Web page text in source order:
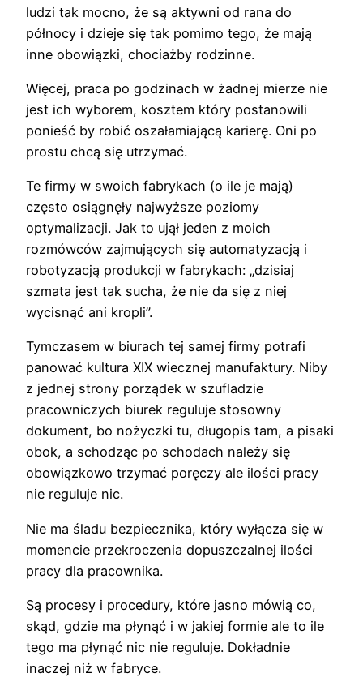
ludzi tak mocno, że są aktywni od rana do
północy i dzieje się tak pomimo tego, że mają
inne obowiązki, chociażby rodzinne.
Więcej, praca po godzinach w żadnej mierze nie
jest ich wyborem, kosztem który postanowili
ponieść by robić oszałamiającą karierę. Oni po
prostu chcą się utrzymać.
Te firmy w swoich fabrykach (o ile je mają)
często osiągnęły najwyższe poziomy
optymalizacji. Jak to ujął jeden z moich
rozmówców zajmujących się automatyzacją i
robotyzacją produkcji w fabrykach: „dzisiaj
szmata jest tak sucha, że nie da się z niej
wycisnąć ani kropli”.
Tymczasem w biurach tej samej firmy potrafi
panować kultura XIX wiecznej manufaktury. Niby
z jednej strony porządek w szufladzie
pracowniczych biurek reguluje stosowny
dokument, bo nożyczki tu, długopis tam, a pisaki
obok, a schodząc po schodach należy się
obowiązkowo trzymać poręczy ale ilości pracy
nie reguluje nic.
Nie ma śladu bezpiecznika, który wyłącza się w
momencie przekroczenia dopuszczalnej ilości
pracy dla pracownika.
Są procesy i procedury, które jasno mówią co,
skąd, gdzie ma płynąć i w jakiej formie ale to ile
tego ma płynąć nic nie reguluje. Dokładnie
inaczej niż w fabryce.